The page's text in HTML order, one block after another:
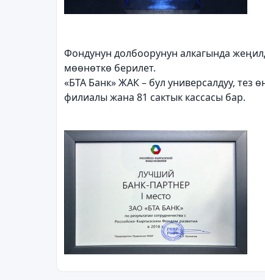
Фондунун долбоорунун алкагында
мөөнөткө берилет.
«БТА Банк» ЖАК – бул универсалдуу,
филиалы жана 81 сактык кассасы бар.